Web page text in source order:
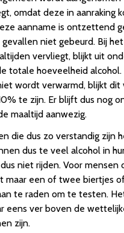
omdat deze in aanraking
aanname is ontzettend
niet gebeurd. Bij
vervliegt, blijkt uit
totale hoeveelheid alcohol.
wordt verwarmd, blijkt dit
te zijn. Er blijft dus nog
maaltijd aanwezig.
die dus zo verstandig zijn
dus te veel alcohol in
niet rijden. Voor mensen
maar een of twee biertjes
te raden om te testen.
eens ver boven de
zijn.